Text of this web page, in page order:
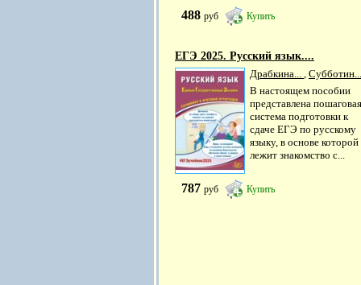
488 руб Купить
ЕГЭ 2025. Русский язык....
Драбкина...
Субботин...
В настоящем пособии
представлена пошаговая
система подготовки к
сдаче ЕГЭ по русскому
языку, в основе которой
лежит знакомство с...
787 руб Купить